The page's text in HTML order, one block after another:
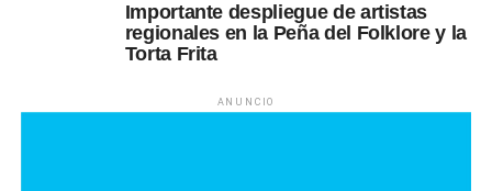
Importante despliegue de artistas
regionales en la Peña del Folklore y la
Torta Frita
ANUNCIO